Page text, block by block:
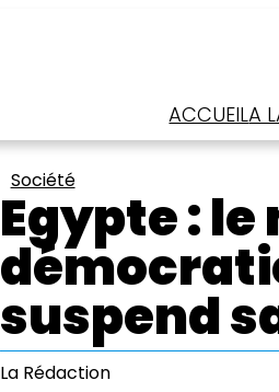
ACCUEILA
Société
Egypte :
suspend
La Rédaction